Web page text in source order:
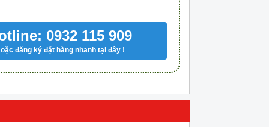
0932 115 909
đăng ký đặt hàng nhanh tại đây !